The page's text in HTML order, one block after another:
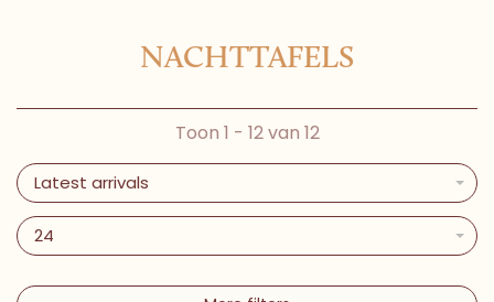
NACHTTAFELS
Toon 1 - 12 van 12
Latest arrivals
24